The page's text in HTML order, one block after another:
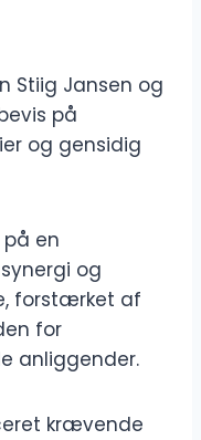
Stiig Jansen og
på
og gensidig
en
og
forstærket af
for
anliggender.
krævende